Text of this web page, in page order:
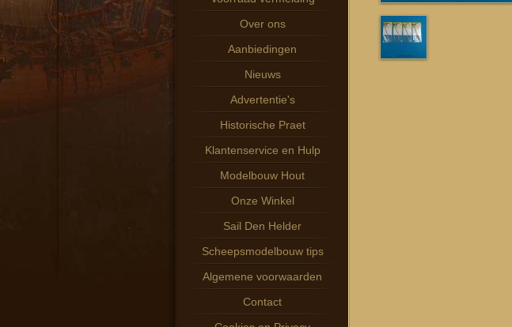
Over ons
Aanbiedingen
Nieuws
Advertentie's
Historische Praet
Klantenservice en Hulp
Modelbouw Hout
Onze Winkel
Sail Den Helder
Scheepsmodelbouw tips
Algemene voorwaarden
Contact